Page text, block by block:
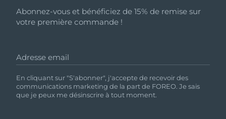
Abonnez-vous et bénéficiez de 15% de remise sur
votre première commande !
Adresse email
En cliquant sur "S'abonner", j'accepte de recevoir des
communications marketing de la part de FOREO. Je sais
que je peux me désinscrire à tout moment.